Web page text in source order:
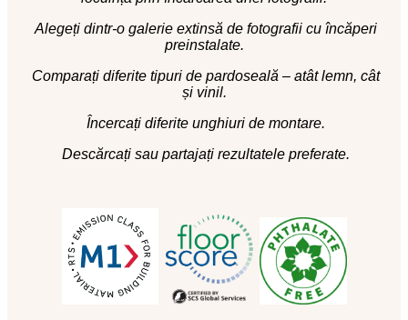
Alegeți dintr-o galerie extinsă de fotografii cu încăperi
preinstalate.
Comparați diferite tipuri de pardoseală – atât lemn, cât
și vinil.
Încercați diferite unghiuri de montare.
Descărcați sau partajați rezultatele preferate.